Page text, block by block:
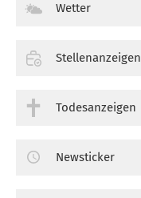
Wetter
Stellenanzeigen
Todesanzeigen
Newsticker